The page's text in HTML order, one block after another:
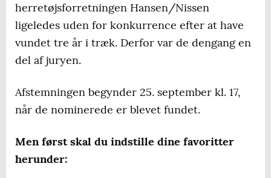
herretøjsforretningen Hansen/Nissen
ligeledes uden for konkurrence efter at have
vundet tre år i træk. Derfor var de dengang en
del af juryen.
Afstemningen begynder 25. september kl. 17,
når de nominerede er blevet fundet.
Men først skal du indstille dine favoritter
herunder: